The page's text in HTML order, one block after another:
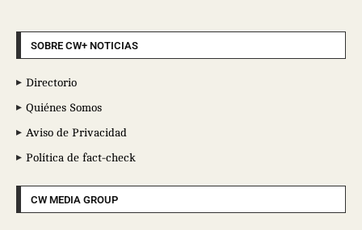
SOBRE CW+ NOTICIAS
Directorio
Quiénes Somos
Aviso de Privacidad
Política de fact-check
CW MEDIA GROUP